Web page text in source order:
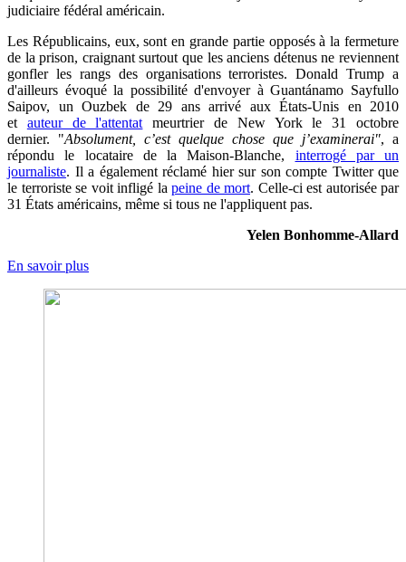
judiciaire fédéral américain.
Les Républicains, eux, sont en grande partie opposés à la fermeture
de la prison, craignant surtout que les anciens détenus ne reviennent
gonfler les rangs des organisations terroristes. Donald Trump a
d'ailleurs évoqué la possibilité d'envoyer àGuantánamo Sayfullo
Saipov, un Ouzbek de 29 ans arrivé aux États-Unis en 2010
et auteur de l'attentat meurtrier de New York le 31 octobre
dernier. "Absolument, c’est quelque chose que j’examinerai", a
répondu le locataire de la Maison-Blanche, interrogé par un
journaliste. Il a également réclamé hier sur son compte Twitter que
le terroriste se voit infligé la peine de mort. Celle-ci est autorisée par
31 États américains, même si tous ne l'appliquent pas.
Yelen Bonhomme-Allard
En savoir plus